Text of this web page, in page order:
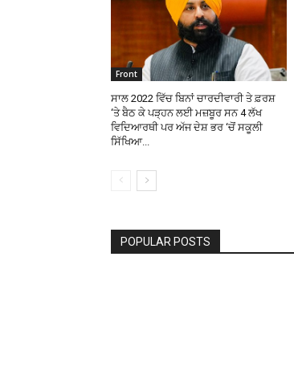
Front
ਸਾਲ 2022 ਵਿੱਚ ਬਿਨਾਂ ਚਾਰਦੀਵਾਰੀ ਤੇ ਫ਼ਰਸ਼
‘ਤੇ ਬੈਠ ਕੇ ਪੜ੍ਹਨ ਲਈ ਮਜ਼ਬੂਰ ਸਨ 4 ਲੱਖ
ਵਿਦਿਆਰਥੀ ਪਰ ਅੱਜ ਦੇਸ਼ ਭਰ ‘ਚੋਂ ਸਕੂਲੀ
ਸਿੱਖਿਆ...
POPULAR POSTS